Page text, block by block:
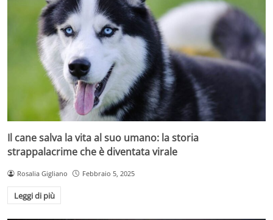
Il cane salva la vita al suo umano: la storia
strappalacrime che è diventata virale
Rosalia Gigliano Febbraio 5, 2025
Leggi di più